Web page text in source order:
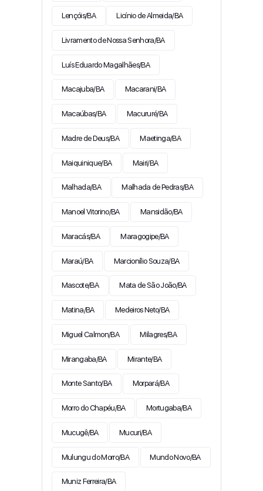
Lençóis/BA Licínio de Almeida/BA
Livramento de Nossa Senhora/BA
Luís Eduardo Magalhães/BA
Macajuba/BA Macarani/BA
Macaúbas/BA Macururé/BA
Madre de Deus/BA Maetinga/BA
Maiquinique/BA Mairi/BA
Malhada/BA Malhada de Pedras/BA
Manoel Vitorino/BA Mansidão/BA
Maracás/BA Maragogipe/BA
Maraú/BA Marcionílio Souza/BA
Mascote/BA Mata de São João/BA
Matina/BA Medeiros Neto/BA
Miguel Calmon/BA Milagres/BA
Mirangaba/BA Mirante/BA
Monte Santo/BA Morpará/BA
Morro do Chapéu/BA Mortugaba/BA
Mucugê/BA Mucuri/BA
Mulungu do Morro/BA Mundo Novo/BA
Muniz Ferreira/BA